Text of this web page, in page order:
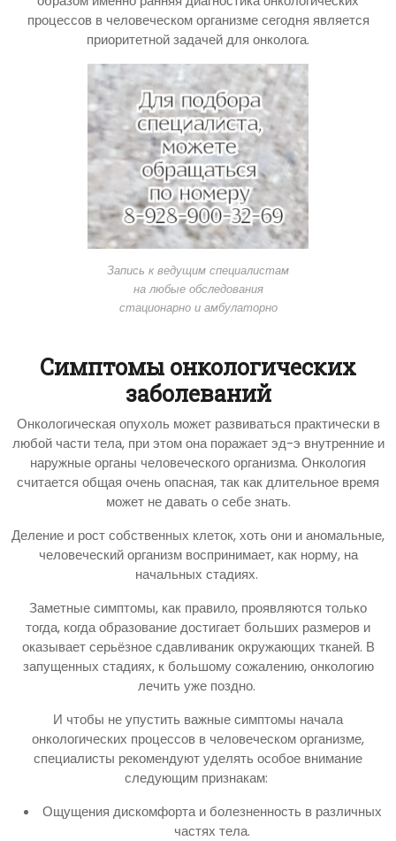
процессов в человеческом организме сегодня является
приоритетной задачей для онколога.
Запись к ведущим специалистам
на любые обследования
стационарно и амбулаторно
Симптомы онкологических
заболеваний
Онкологическая опухоль может развиваться практически в
любой части тела, при этом она поражает эд-э внутренние и
наружные органы человеческого организма. Онкология
считается общая очень опасная, так как длительное время
может не давать о себе знать.
Деление и рост собственных клеток, хоть они и аномальные,
человеческий организм воспринимает, как норму, на
начальных стадиях.
Заметные симптомы, как правило, проявляются только
тогда, когда образование достигает больших размеров и
оказывает серьёзное сдавливаник окружающих тканей. В
запущенных стадиях, к большому сожалению, онкологию
лечить уже поздно.
И чтобы не упустить важные симптомы начала
онкологических процессов в человеческом организме,
специалисты рекомендуют уделять особое внимание
следующим признакам:
Ощущения дискомфорта и болезненность в различных
частях тела.